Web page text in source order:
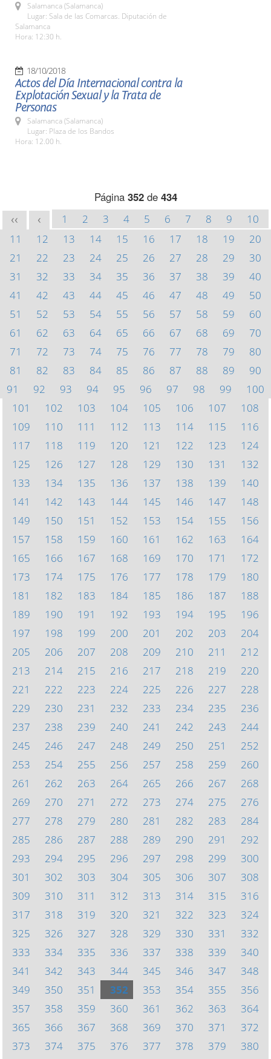
Salamanca (Salamanca)
Lugar: Sala de las Comarcas. Diputación de
Salamanca
Hora: 12:30 h.
18/10/2018
Actos del Día Internacional contra la
Explotación Sexual y la Trata de
Personas
Salamanca (Salamanca)
Lugar: Plaza de los Bandos
Hora: 12.00 h.
Página 352de 434
<< < 1 2 3 4 5 6 7 8 9
10
11
12 13 14 15 16 17 18 19
20
21
22 23 24 25 26 27 28 29
30
31
32 33 34 35 36 37 38 39
40
41
42 43 44 45 46 47 48 49
50
51
52 53 54 55 56 57 58 59
60
61
62 63 64 65 66 67 68 69
70
71
72 73 74 75 76 77 78 79
80
81
82 83 84 85 86 87 88 89
90
91
92 93 94 95 96 97 98 99
100
101
102 103 104 105 106 107
108
109
110 111 112 113 114 115
116
117
118 119 120 121 122 123
124
125
126 127 128 129 130 131
132
133
134 135 136 137 138 139
140
141
142 143 144 145 146 147
148
149
150 151 152 153 154 155
156
157
158 159 160 161 162 163
164
165
166 167 168 169 170 171
172
173
174 175 176 177 178 179
180
181
182 183 184 185 186 187
188
189
190 191 192 193 194 195
196
197
198 199 200 201 202 203
204
205
206 207 208 209 210 211
212
213
214 215 216 217 218 219
220
221
222 223 224 225 226 227
228
229
230 231 232 233 234 235
236
237
238 239 240 241 242 243
244
245
246 247 248 249 250 251
252
253
254 255 256 257 258 259
260
261
262 263 264 265 266 267
268
269
270 271 272 273 274 275
276
277
278 279 280 281 282 283
284
285
286 287 288 289 290 291
292
293
294 295 296 297 298 299
300
301
302 303 304 305 306 307
308
309
310 311 312 313 314 315
316
317
318 319 320 321 322 323
324
325
326 327 328 329 330 331
332
333
334 335 336 337 338 339
340
341
342 343 344 345 346 347
348
349
350 351 352 353 354 355
356
357
358 359 360 361 362 363
364
365
366 367 368 369 370 371
372
373
374 375 376 377 378 379
380